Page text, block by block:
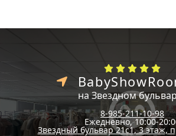
на Звездном
8-985-211-10-98
Ежедневно, 10:00-
Звездный бульвар 21с1, 3 этаж,